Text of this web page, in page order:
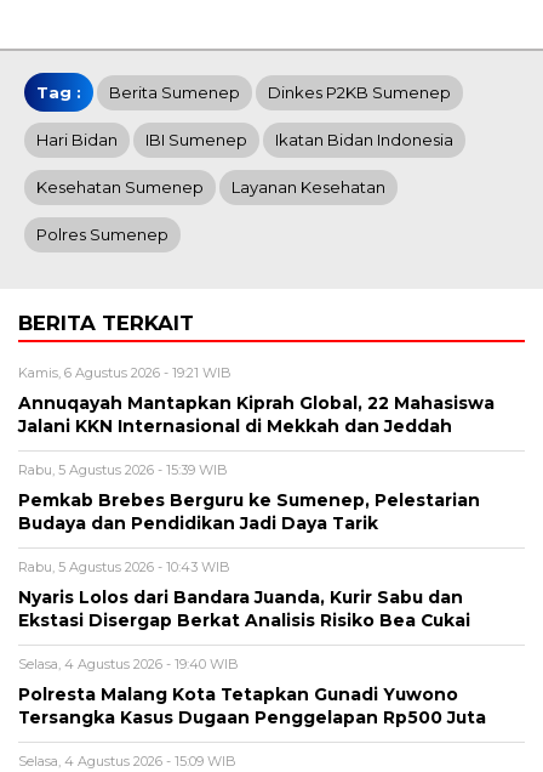
Tag : Berita Sumenep Dinkes P2KB Sumenep
Hari Bidan IBI Sumenep Ikatan Bidan Indonesia
Kesehatan Sumenep Layanan Kesehatan
Polres Sumenep
BERITA TERKAIT
Kamis, 6 Agustus 2026 - 19:21 WIB
Annuqayah Mantapkan Kiprah Global, 22 Mahasiswa
Jalani KKN Internasional di Mekkah dan Jeddah
Rabu, 5 Agustus 2026 - 15:39 WIB
Pemkab Brebes Berguru ke Sumenep, Pelestarian
Budaya dan Pendidikan Jadi Daya Tarik
Rabu, 5 Agustus 2026 - 10:43 WIB
Nyaris Lolos dari Bandara Juanda, Kurir Sabu dan
Ekstasi Disergap Berkat Analisis Risiko Bea Cukai
Selasa, 4 Agustus 2026 - 19:40 WIB
Polresta Malang Kota Tetapkan Gunadi Yuwono
Tersangka Kasus Dugaan Penggelapan Rp500 Juta
Selasa, 4 Agustus 2026 - 15:09 WIB